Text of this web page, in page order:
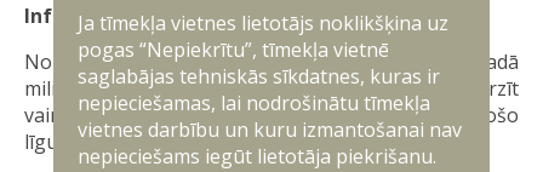
Infrastruktūras attīstība 2026. gadā
No piešķirtajiem valsts budžeta līdzekļiem 2026. gadā
militārās infrastruktūras attīstībai plānots novirzīt
vairāk nekā 130 miljonus eiro, t.sk. esošo
līgumsaistību segšanai.
Ja tīmekļa vietnes lietotājs noklikšķina uz
pogas “Nepiekrītu”, tīmekļa vietnē
saglabājas tehniskās sīkdatnes, kuras ir
nepieciešamas, lai nodrošinātu tīmekļa
vietnes darbību un kuru izmantošanai nav
nepieciešams iegūt lietotāja piekrišanu.